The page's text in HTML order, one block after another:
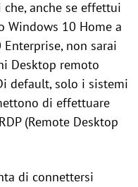
anche se effettui
Windows 10 Home a
non sarai
Desktop remoto
default, solo i sistemi
di effettuare
(Remote Desktop
di connettersi